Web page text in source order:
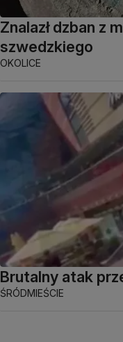
Znalazł dzban z
szwedzkiego
OKOLICE
Brutalny atak
ŚRÓDMIEŚCIE